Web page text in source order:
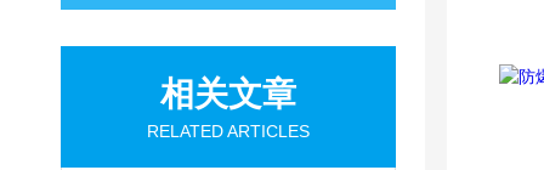
相关文章
RELATED ARTICLES